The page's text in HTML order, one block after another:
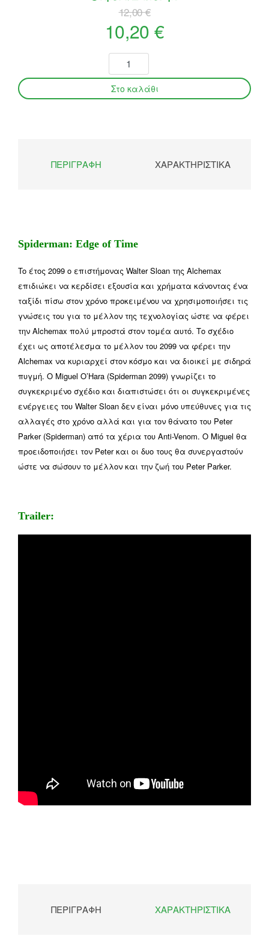
12,00 €
10,20 €
ΠΕΡΙΓΡΑΦΉ ΧΑΡΑΚΤΗΡΙΣΤΙΚΆ
Spiderman: Edge of Time
To έτος 2099 ο επιστήμονας Walter Sloan της Alchemax
επιδιώκει να κερδίσει εξουσία και χρήματα κάνοντας ένα
ταξίδι πίσω στον χρόνο προκειμένου να χρησιμοποιήσει τις
γνώσεις του για το μέλλον της τεχνολογίας ώστε να φέρει
την Alchemax πολύ μπροστά στον τομέα αυτό. Το σχέδιο
έχει ως αποτέλεσμα το μέλλον του 2099 να φέρει την
Alchemax να κυριαρχεί στον κόσμο και να διοικεί με σιδηρά
πυγμή. Ο Miguel O’Hara (Spiderman 2099) γνωρίζει το
συγκεκριμένο σχέδιο και διαπιστώσει ότι οι συγκεκριμένες
ενέργειες του Walter Sloan δεν είναι μόνο υπεύθυνες για τις
αλλαγές στο χρόνο αλλά και για τον θάνατο του Peter
Parker (Spiderman) από τα χέρια του Anti-Venom. O Miguel θα
προειδοποιήσει τον Peter και οι δυο τους θα συνεργαστούν
ώστε να σώσουν το μέλλον και την ζωή του Peter Parker.
Trailer:
ΠΕΡΙΓΡΑΦΉ ΧΑΡΑΚΤΗΡΙΣΤΙΚΆ